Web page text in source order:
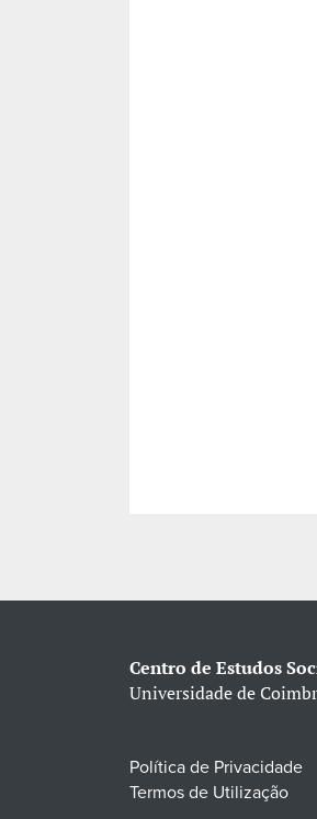
Centro de Estudos
Universidade de
Política de Privacidade
Termos de Utilização